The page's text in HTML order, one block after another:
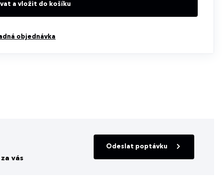
a vložit do košíku
objednávka
vás
Odeslat poptávku